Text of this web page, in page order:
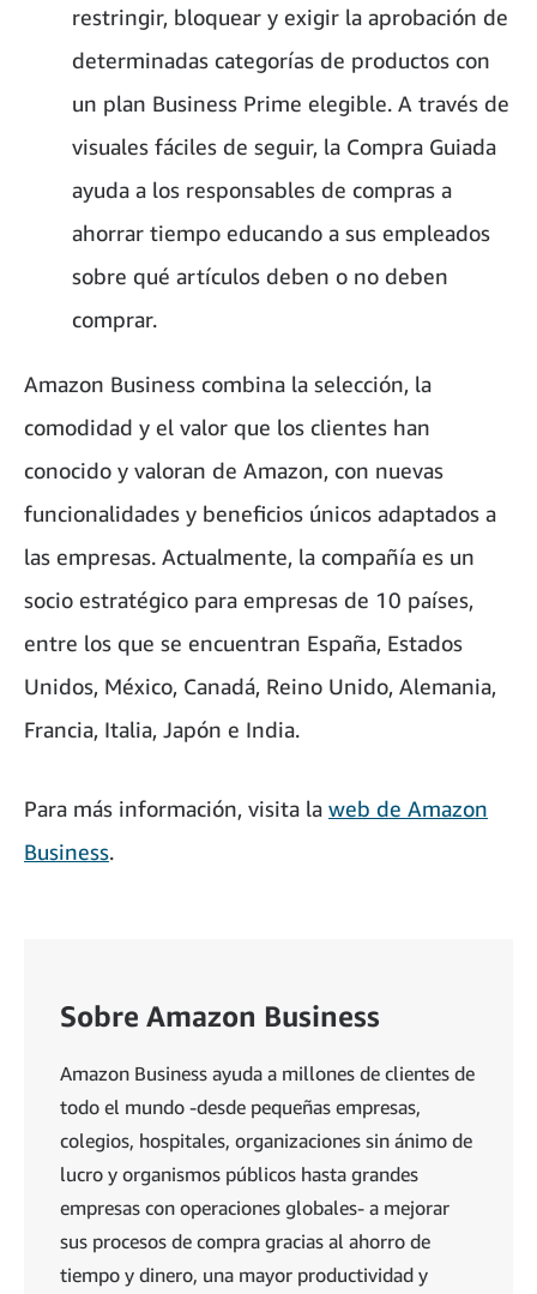
restringir, bloquear y exigir la aprobación de
determinadas categorías de productos con
un plan Business Prime elegible. A través de
visuales fáciles de seguir, la Compra Guiada
ayuda a los responsables de compras a
ahorrar tiempo educando a sus empleados
sobre qué artículos deben o no deben
comprar.
Amazon Business combina la selección, la
comodidad y el valor que los clientes han
conocido y valoran de Amazon, con nuevas
funcionalidades y beneficios únicos adaptados a
las empresas. Actualmente, la compañía es un
socio estratégico para empresas de 10 países,
entre los que se encuentran España, Estados
Unidos, México, Canadá, Reino Unido, Alemania,
Francia, Italia, Japón e India.
Para más información, visita la web de Amazon
Business.
Sobre Amazon Business
Amazon Business ayuda a millones de clientes de
todo el mundo -desde pequeñas empresas,
colegios, hospitales, organizaciones sin ánimo de
lucro y organismos públicos hasta grandes
empresas con operaciones globales- a mejorar
sus procesos de compra gracias al ahorro de
tiempo y dinero, una mayor productividad y